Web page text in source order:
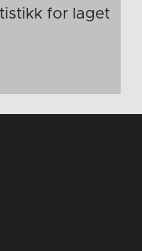
for laget